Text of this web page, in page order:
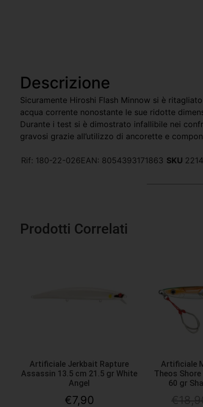
Descrizione
Sicuramente Hiroshi Flash Minnow si è
acqua corrente nonostante le sue ridotte
Durante i test si è dimostrato infallibile nei
gravosi grazie all’utilizzo di ancorette e
Rif: 180-22-026EAN: 8054393171863 SKU
Prodotti Correlati
Artificiale Jerkbait Rapture
Assassin 13.5 cm 21.5 gr White
Angel
€7,90
Artificiale
Theos
60 gr